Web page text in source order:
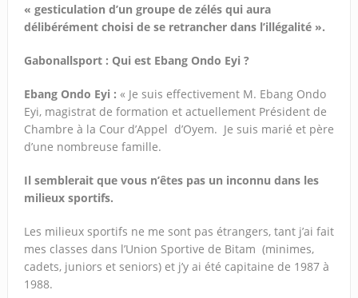
« gesticulation d’un groupe de zélés qui aura
délibérément choisi de se retrancher dans l’illégalité ».
Gabonallsport : Qui est Ebang Ondo Eyi ?
Ebang Ondo Eyi : « Je suis effectivement M. Ebang Ondo
Eyi, magistrat de formation et actuellement Président de
Chambre à la Cour d’Appel d’Oyem. Je suis marié et père
d’une nombreuse famille.
Il semblerait que vous n’êtes pas un inconnu dans les
milieux sportifs.
Les milieux sportifs ne me sont pas étrangers, tant j’ai fait
mes classes dans l’Union Sportive de Bitam (minimes,
cadets, juniors et seniors) et j’y ai été capitaine de 1987 à
1988.